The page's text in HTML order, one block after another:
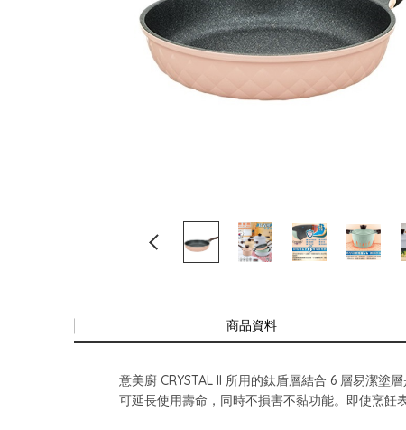
商品資料
意美廚 CRYSTAL II 所用的鈦盾層結合 6 層易潔塗
可延長使用壽命，同時不損害不黏功能。即使烹飪